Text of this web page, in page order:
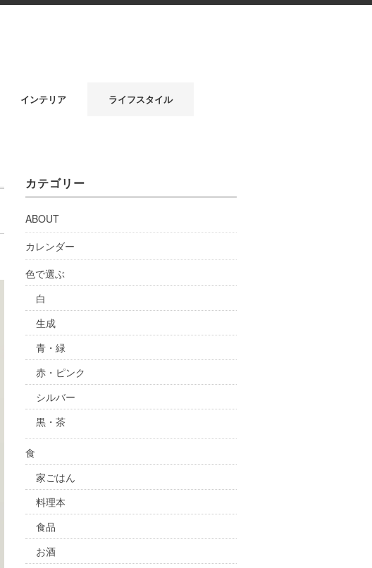
インテリア ライフスタイル
カテゴリー
ABOUT
カレンダー
色で選ぶ
白
生成
青・緑
赤・ピンク
シルバー
黒・茶
食
家ごはん
料理本
食品
お酒